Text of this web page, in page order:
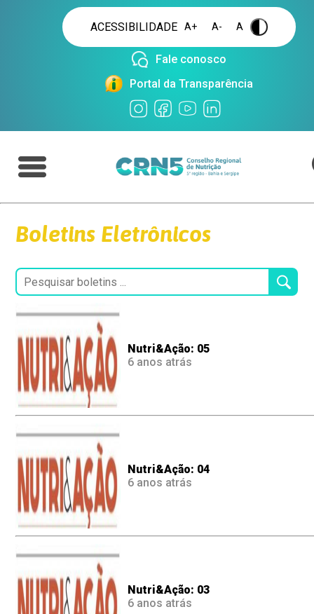
ACESSIBILIDADE A+ A- A .
Fale conosco
Portal da Transparência
Boletins Eletrônicos
Nutri&Ação: 05
6 anos atrás
Nutri&Ação: 04
6 anos atrás
Nutri&Ação: 03
6 anos atrás